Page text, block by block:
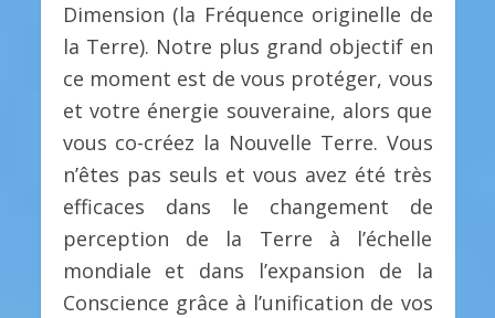
Dimension (la Fréquence originelle de
la Terre). Notre plus grand objectif en
ce moment est de vous protéger, vous
et votre énergie souveraine, alors que
vous co-créez la Nouvelle Terre. Vous
n’êtes pas seuls et vous avez été très
efficaces dans le changement de
perception de la Terre à l’échelle
mondiale et dans l’expansion de la
Conscience grâce à l’unification de vos